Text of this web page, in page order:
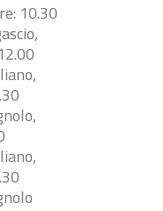
10.30